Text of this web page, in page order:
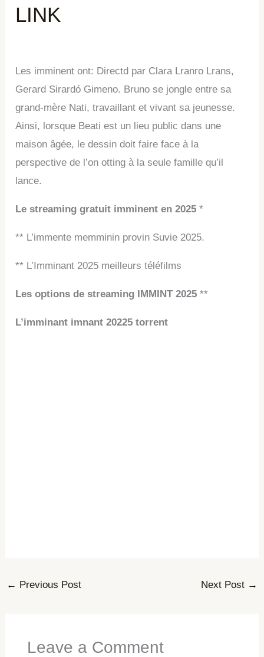
LINK
Les imminent ont: Directd par Clara Lranro Lrans,
Gerard Sirardó Gimeno. Bruno se jongle entre sa
grand-mère Nati, travaillant et vivant sa jeunesse.
Ainsi, lorsque Beati est un lieu public dans une
maison âgée, le dessin doit faire face à la
perspective de l’on otting à la seule famille qu’il
lance.
Le streaming gratuit imminent en 2025*
** L’immente memminin provin Suvie 2025.
** L’Imminant 2025 meilleurs téléfilms
Les options de streaming IMMINT 2025**
L’imminant imnant 20225 torrent
← Previous Post Next Post →
Leave a Comment